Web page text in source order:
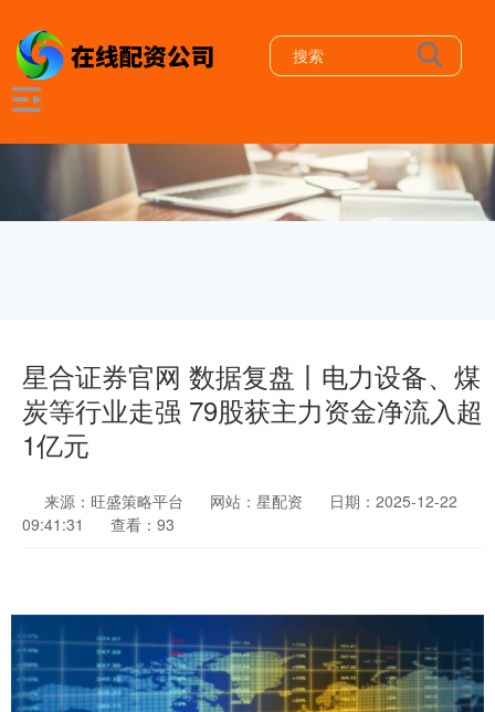
星合证券官网 数据复盘丨电力设备、煤
炭等行业走强 79股获主力资金净流入超
1亿元
来源：旺盛策略平台 网站：星配资
日期：2025-12-22
09:41:31
查看：93